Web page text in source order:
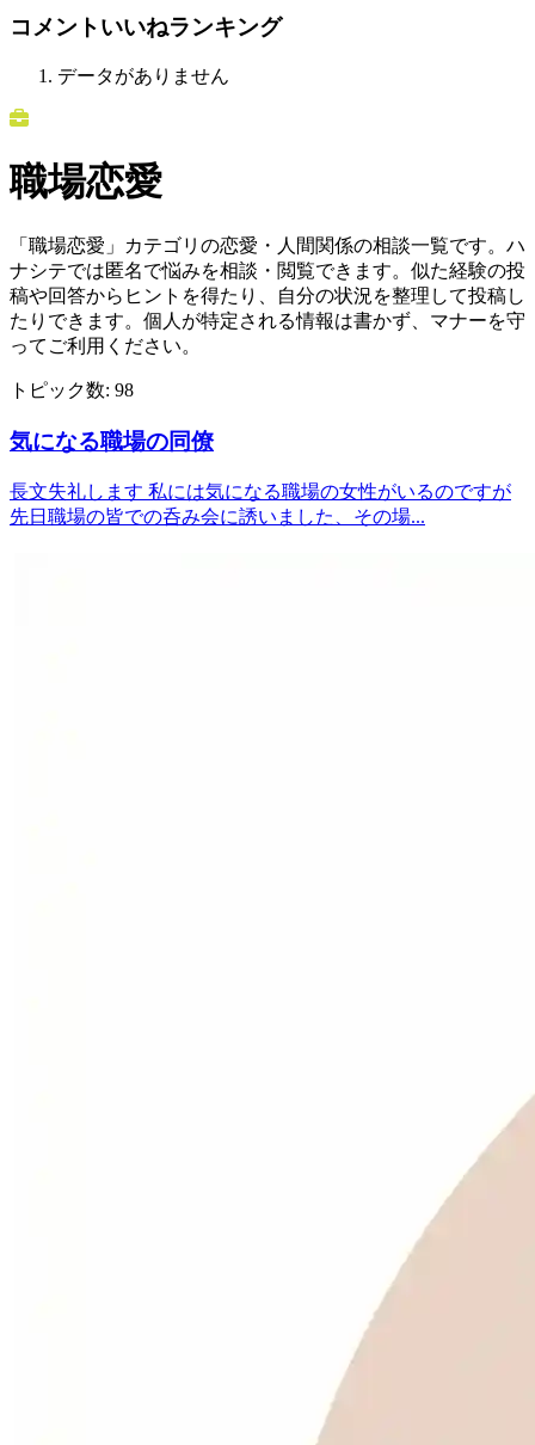
コメントいいねランキング
データがありません
職場恋愛
「職場恋愛」カテゴリの恋愛・人間関係の相談一覧です。ハ
ナシテでは匿名で悩みを相談・閲覧できます。似た経験の投
稿や回答からヒントを得たり、自分の状況を整理して投稿し
たりできます。個人が特定される情報は書かず、マナーを守
ってご利用ください。
トピック数: 98
気になる職場の同僚
長文失礼します 私には気になる職場の女性がいるのですが
先日職場の皆での呑み会に誘いました、その場...